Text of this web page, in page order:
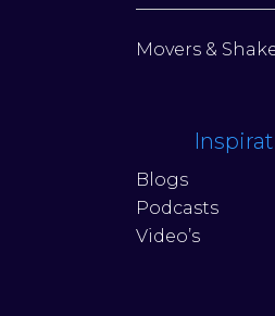
Movers &
Blogs
Podcasts
Video’s